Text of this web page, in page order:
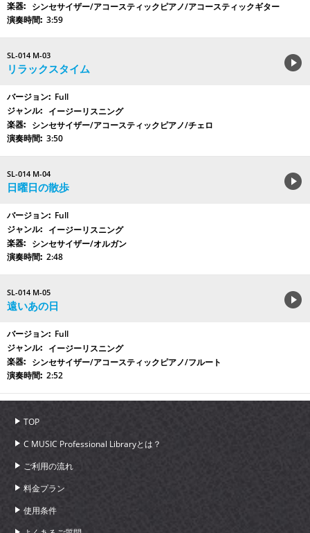
シンセサイザー/アコースティックピアノ/アコースティックギター
3:59
SL-014 M-03
リラックスタイム
Full
イージーリスニング
シンセサイザー/アコースティックピアノ/チェロ
3:50
SL-014 M-04
日曜日の散歩
Full
イージーリスニング
シンセサイザー/オルガン
2:48
SL-014 M-05
遠いあの日
Full
イージーリスニング
シンセサイザー/アコースティックピアノ/フルート
2:52
TOP
C MUSIC Professional Libraryとは？
ご利用の流れ
料金プラン
使用条件